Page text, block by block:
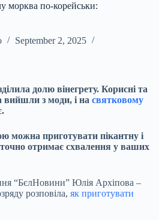
морква по-корейськи:
September 2, 2025
долю вінегрету. Корисні та
вийшли з моди, і на святковому
можна приготувати пікантну і
точно отримає схвалення у ваших
“БєлНовини” Юлія Архіпова –
розповіла, як приготувати